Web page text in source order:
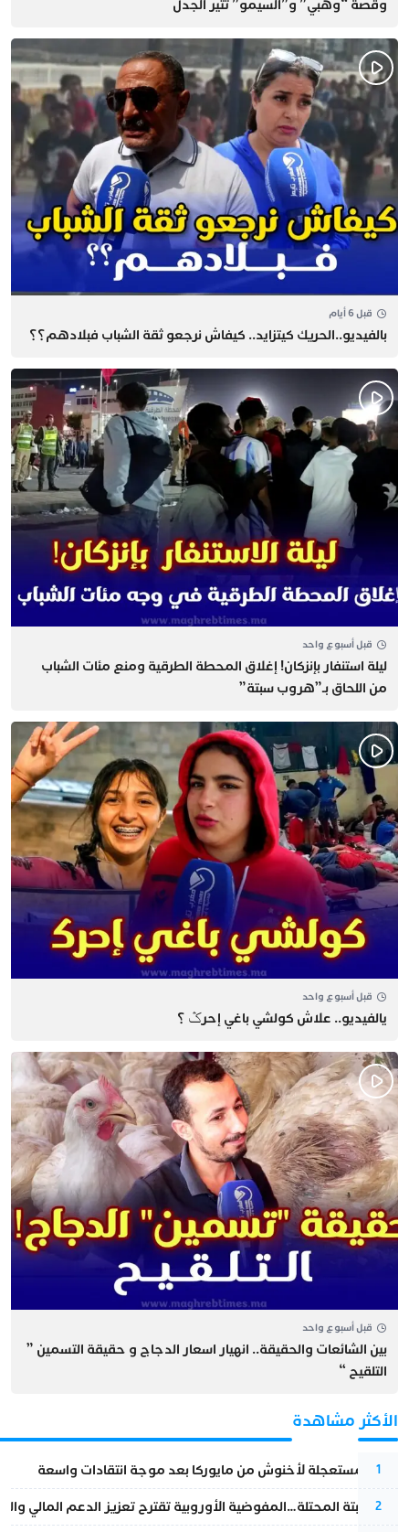
وقصة “وهبي” و”السيمو” تثير الجدل
قبل 6 أيام
بالفيديو..الحريك كيتزايد.. كيفاش نرجعو ثقة الشباب فبلادهم؟؟
قبل أسبوع واحد
​ليلة استنفار بإنزكان! إغلاق المحطة الطرقية ومنع مئات الشباب
من اللحاق بـ”هروب سبتة”
قبل أسبوع واحد
يالفيديو.. علاش كولشي باغي إحرݣ ؟
قبل أسبوع واحد
بين الشائعات والحقيقة.. انهيار اسعار الدجاج و حقيقة التسمين ”
التلقيح “
الأكثر مشاهدة
1
عودة مستعجلة لأخنوش من مايوركا بعد موجة انتقادات واسعة
2
أزمة سبتة المحتلة…المفوضية الأوروبية تقترح تعزيز الدعم المالي